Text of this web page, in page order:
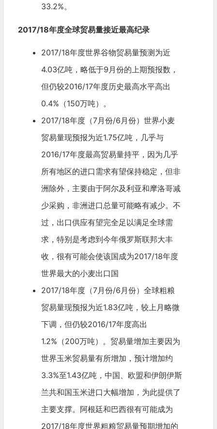
33.2%。
2017/18年度全球贸易量接近最高纪录
2017/18年度世界谷物贸易量预测为近
4.03亿吨，略低于9月份的上期预报数，
但仍较2016/17年度历史最高水平高出
0.4%（150万吨）。
2017/18年度（7月份/6月份）世界小麦
贸易量现预报为近1.75亿吨，几乎与
2016/17年度最高贸易量持平，因为几乎
所有地区的进口需求有望保持稳定，但非
洲除外，主要由于阿尔及利亚和摩洛哥减
少采购，非洲进口总量可能略有减少。不
过，出口供应有望完全足以满足全球需
求，特别是考虑到今年俄罗斯联邦大丰
收，很有可能会使该国成为2017/18年度
世界最大的小麦出口国
2017/18年度（7月份/6月份）全球粗粮
贸易量现预报为近1.83亿吨，较上月略微
下调，但仍较2016/17年度高出
1.2%（200万吨）。贸易量增加主要因为
世界玉米贸易量有所增加，预计增加约
3.3%至1.43亿吨，中国、欧盟和伊朗伊斯
兰共和国玉米进口大幅增加，为此提供了
主要支撑。阿根廷和巴西很有可能成为
2017/18年度世界粗粮贸易量预期增加的